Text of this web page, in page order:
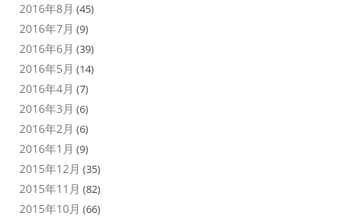
2016年8月 (45)
2016年7月 (9)
2016年6月 (39)
2016年5月 (14)
2016年4月 (7)
2016年3月 (6)
2016年2月 (6)
2016年1月 (9)
2015年12月 (35)
2015年11月 (82)
2015年10月 (66)